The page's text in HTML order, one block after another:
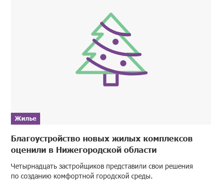
Жилье
Благоустройство новых жилых комплексов
оценили в Нижегородской области
Четырнадцать застройщиков представили свои решения
по созданию комфортной городской среды.